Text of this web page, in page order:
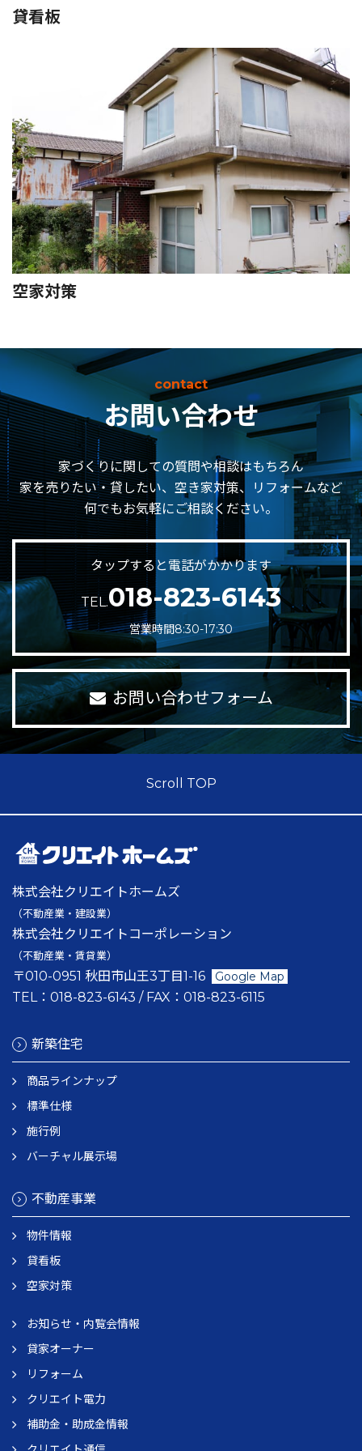
貸看板
空家対策
contact
お問い合わせ
家づくりに関しての質問や相談はもちろん
家を売りたい・貸したい、空き家対策、リフォームなど
何でもお気軽にご相談ください。
タップすると電話がかかります
TEL.018-823-6143
営業時間8:30-17:30
お問い合わせフォーム
Scroll TOP
株式会社クリエイトホームズ
（不動産業・建設業）
株式会社クリエイトコーポレーション
（不動産業・賃貸業）
〒010-0951 秋田市山王3丁目1-16 Google Map
TEL： 018-823-6143 / FAX： 018-823-6115
新築住宅
商品ラインナップ
標準仕様
施行例
バーチャル展示場
不動産事業
物件情報
貸看板
空家対策
お知らせ・内覧会情報
貸家オーナー
リフォーム
クリエイト電力
補助金・助成金情報